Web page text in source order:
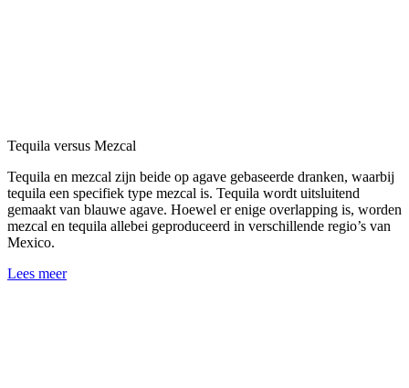
Tequila versus Mezcal
Tequila en mezcal zijn beide op agave gebaseerde dranken, waarbij
tequila een specifiek type mezcal is. Tequila wordt uitsluitend
gemaakt van blauwe agave. Hoewel er enige overlapping is, worden
mezcal en tequila allebei geproduceerd in verschillende regio’s van
Mexico.
Lees meer